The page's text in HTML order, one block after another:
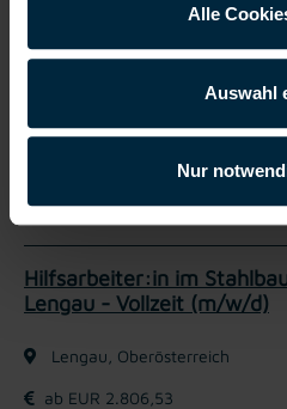
Alle
Auswahl
Nur
Jetzt
Hilfsarbeiter:in im
Lengau - Vollzeit (m/w/d)
Lengau, Oberösterreich
ab EUR 2.806,53